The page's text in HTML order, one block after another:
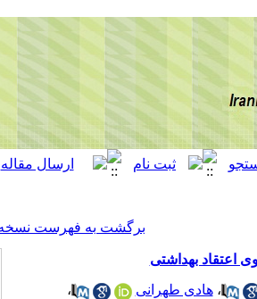
برگشت به فهرست نسخه
اعتقاد بهداشتی
،هادی طهرانی
،